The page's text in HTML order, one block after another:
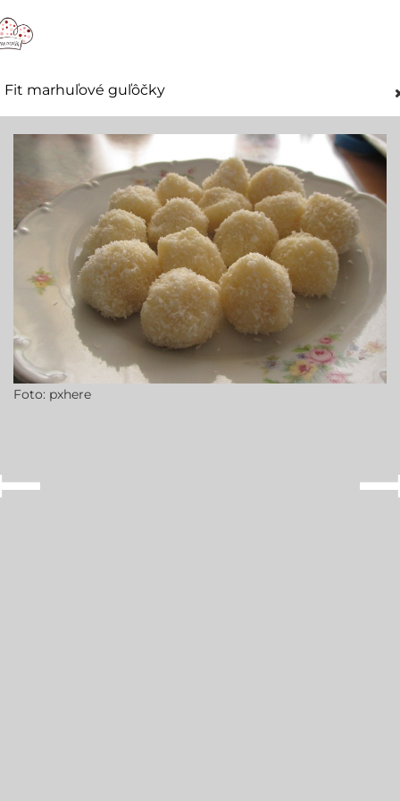
Fit marhuľové guľôčky
Foto: pxhere